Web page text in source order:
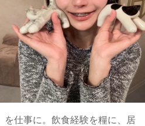
を仕事に。飲食経験を糧に、居